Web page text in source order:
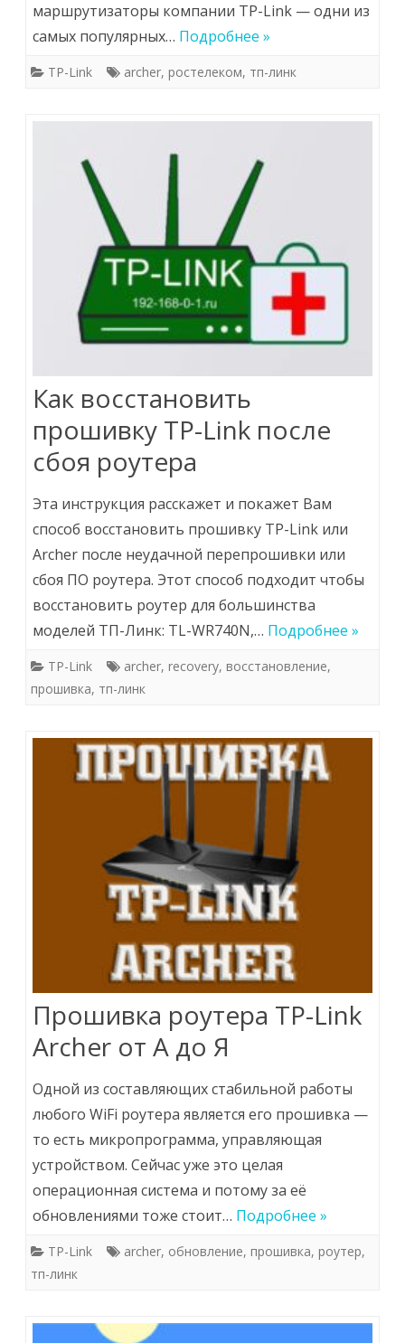
маршрутизаторы компании TP-Link — одни из
самых популярных… Подробнее »
TP-Link archer, ростелеком, тп-линк
Как восстановить
прошивку TP-Link после
сбоя роутера
Эта инструкция расскажет и покажет Вам
способ восстановить прошивку TP-Link или
Archer после неудачной перепрошивки или
сбоя ПО роутера. Этот способ подходит чтобы
восстановить роутер для большинства
моделей ТП-Линк: TL-WR740N,… Подробнее »
TP-Link archer, recovery, восстановление,
прошивка, тп-линк
Прошивка роутера TP-Link
Archer от А до Я
Одной из составляющих стабильной работы
любого WiFi роутера является его прошивка —
то есть микропрограмма, управляющая
устройством. Сейчас уже это целая
операционная система и потому за её
обновлениями тоже стоит… Подробнее »
TP-Link archer, обновление, прошивка, роутер,
тп-линк